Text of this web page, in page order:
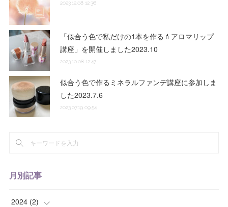
2023.12.08 12:36
「似合う色で私だけの1本を作る💄アロマリップ
講座」を開催しました2023.10
2023.10.08 12:47
似合う色で作るミネラルファンデ講座に参加しま
した2023.7.6
2023.07.19 09:54
月別記事
2024 (2)